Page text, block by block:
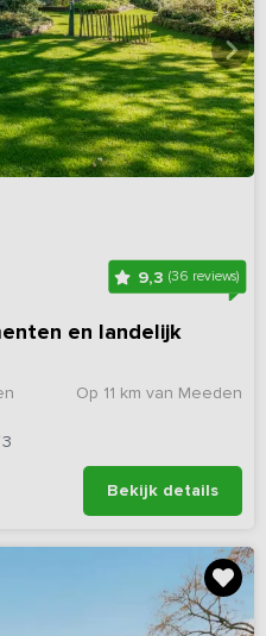
9,3 (36 reviews)
en landelijk
Op 11 km van Meeden
3
Bekijk details